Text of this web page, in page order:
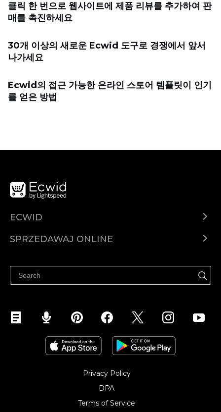
클릭 한 번으로 웹사이트에 제품 리뷰를 추가하여 판
매를 촉진하세요
30개 이상의 새로운 Ecwid 도구로 경쟁에서 앞서
나가세요
Ecwid의 접근 가능한 온라인 스토어 템플릿이 인기
를 얻은 방법
ECWID
Cena
SPRZEDAWAJ ONLINE
Sprzedawaj na Facebooku
Sprzedawaj na Instagramie
Privacy Policy
DPA
Terms of Service